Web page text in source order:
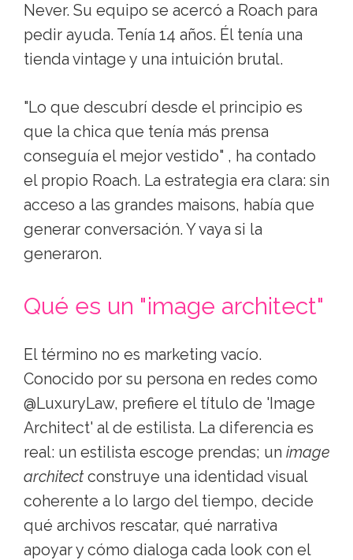
Never. Su equipo se acercó a Roach para
pedir ayuda. Tenía 14 años. Él tenía una
tienda vintage y una intuición brutal.
"Lo que descubrí desde el principio es
que la chica que tenía más prensa
conseguía el mejor vestido" , ha contado
el propio Roach. La estrategia era clara: sin
acceso a las grandes maisons, había que
generar conversación. Y vaya si la
generaron.
Qué es un "image architect"
El término no es marketing vacío.
Conocido por su persona en redes como
@LuxuryLaw, prefiere el título de 'Image
Architect' al de estilista. La diferencia es
real: un estilista escoge prendas; un image
architectconstruye una identidad visual
coherente a lo largo del tiempo, decide
qué archivos rescatar, qué narrativa
apoyar y cómo dialoga cada look con el